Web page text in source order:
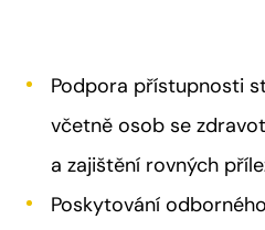
Podpora přístupnosti
včetně osob se
a zajištění rovných
Poskytování